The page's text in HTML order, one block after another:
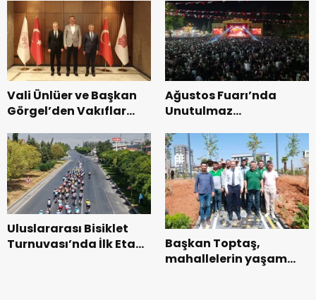
dönemin ön kayıtları
başladı.
Vali Ünlüer ve Başkan
Görgel’den Vakıflar
ziyaret.
Ağustos Fuarı’nda
Unutulmaz
Uluslararası Bisiklet
Turnuvası’nda İlk Etap
Başkan Toptaş,
mahallelerin yaşam